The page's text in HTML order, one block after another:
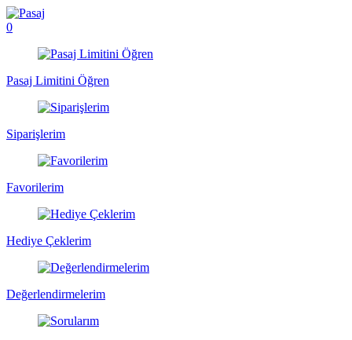
0
Pasaj Limitini Öğren
Siparişlerim
Favorilerim
Hediye Çeklerim
Değerlendirmelerim